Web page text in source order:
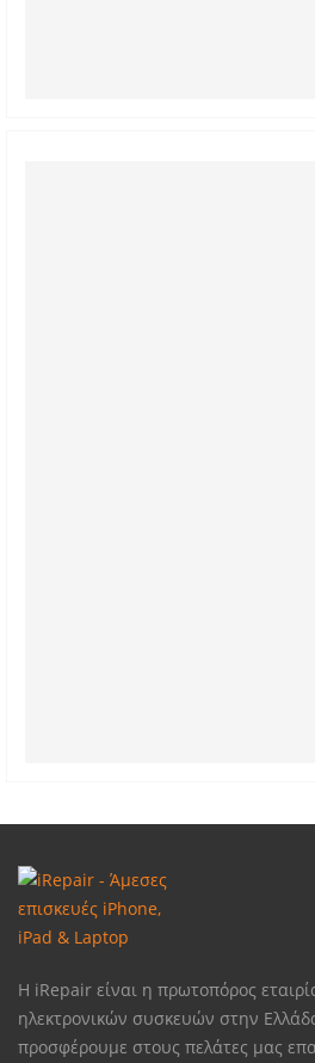
Η iRepair είναι η πρωτοπόρος
ηλεκτρονικών συσκευών στην
προσφέρουμε στους πελάτες μας